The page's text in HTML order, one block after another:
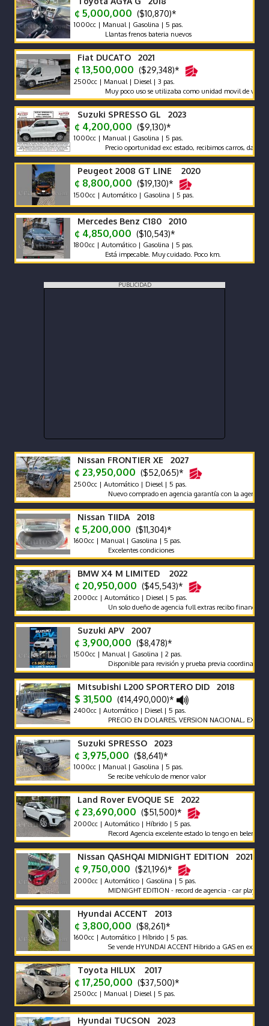
¢ 5,000,000 ($10,870)*
1000cc | Manual | Gasolina | 5 pas.
Llantas frenos bateria nuevos
Fiat DUCATO 2021
¢ 13,500,000 ($29,348)*
2500cc | Manual | Diesel | 3 pas.
Muy poco uso se utilizaba como unidad movil de video
Suzuki SPRESSO GL 2023
¢ 4,200,000 ($9,130)*
1000cc | Manual | Gasolina | 5 pas.
Precio oportunidad exc estado, recibimos carros, damos
Peugeot 2008 GT LINE 2020
¢ 8,800,000 ($19,130)*
1500cc | Automático | Gasolina | 5 pas.
Mercedes Benz C180 2010
¢ 4,850,000 ($10,543)*
1800cc | Automático | Gasolina | 5 pas.
Está impecable. Muy cuidado. Poco km.
PUBLICIDAD
Nissan FRONTIER XE 2027
¢ 23,950,000 ($52,065)*
2500cc | Automático | Diesel | 5 pas.
Nuevo comprado en agencia garantía con la agencia se
Nissan TIIDA 2018
¢ 5,200,000 ($11,304)*
1600cc | Manual | Gasolina | 5 pas.
Excelentes condiciones
BMW X4 M LIMITED 2022
¢ 20,950,000 ($45,543)*
2000cc | Automático | Diesel | 5 pas.
Un solo dueño de agencia full extras recibo financió
Suzuki APV 2007
¢ 3,900,000 ($8,478)*
1500cc | Manual | Gasolina | 2 pas.
Disponible para revisión y prueba previa coordinación.
Mitsubishi L200 SPORTERO DID 2018
$ 31,500 (¢14,490,000)*
2400cc | Automático | Diesel | 5 pas.
PRECIO EN DOLARES, VERSION NACIONAL,
Suzuki SPRESSO 2023
¢ 3,975,000 ($8,641)*
1000cc | Manual | Gasolina | 5 pas.
Se recibe vehículo de menor valor
Land Rover EVOQUE SE 2022
¢ 23,690,000 ($51,500)*
2000cc | Automático | Híbrido | 5 pas.
Record Agencia excelente estado lo tengo en belen heredia
Nissan QASHQAI MIDNIGHT EDITION 2021
¢ 9,750,000 ($21,196)*
2000cc | Automático | Gasolina | 5 pas.
MIDNIGHT EDITION - record de agencia - car play - poco
Hyundai ACCENT 2013
¢ 3,800,000 ($8,261)*
1600cc | Automático | Híbrido | 5 pas.
Se vende HYUNDAI ACCENT Hibrido a GAS en excelente
Toyota HILUX 2017
¢ 17,250,000 ($37,500)*
2500cc | Manual | Diesel | 5 pas.
Hyundai TUCSON 2023